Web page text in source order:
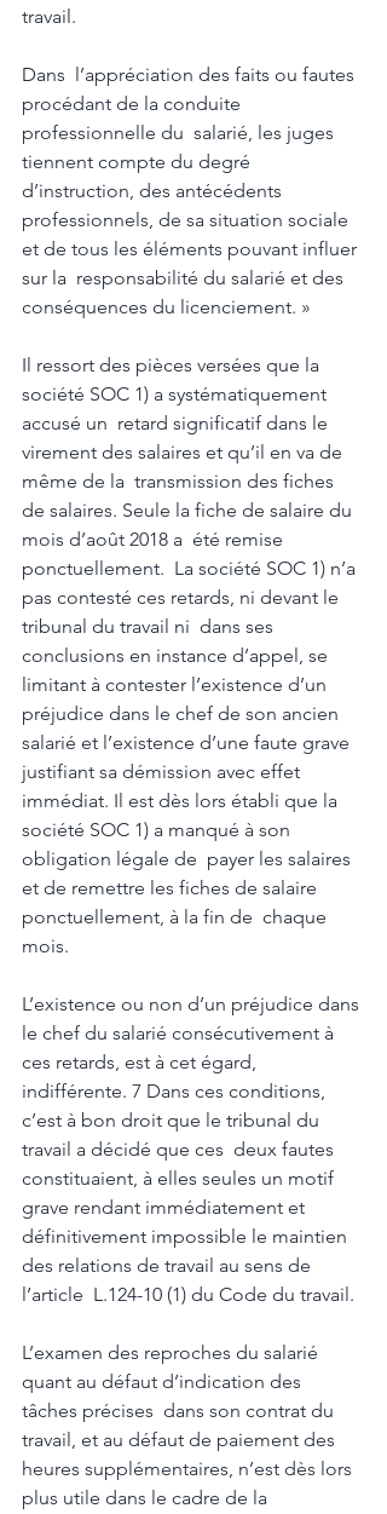
travail.
Dans  l’appréciation des faits ou fautes
procédant de la conduite
professionnelle du  salarié, les juges
tiennent compte du degré
d’instruction, des antécédents
professionnels, de sa situation sociale
et de tous les éléments pouvant influer
sur la  responsabilité du salarié et des
conséquences du licenciement. »
Il ressort des pièces versées que la
société SOC 1) a systématiquement
accusé un  retard significatif dans le
virement des salaires et qu’il en va de
même de la  transmission des fiches
de salaires. Seule la fiche de salaire du
mois d’août 2018 a  été remise
ponctuellement.  La société SOC 1) n’a
pas contesté ces retards, ni devant le
tribunal du travail ni  dans ses
conclusions en instance d’appel, se
limitant à contester l’existence d’un
préjudice dans le chef de son ancien
salarié et l’existence d’une faute grave
justifiant sa démission avec effet
immédiat. Il est dès lors établi que la
société SOC 1) a manqué à son
obligation légale de  payer les salaires
et de remettre les fiches de salaire
ponctuellement, à la fin de  chaque
mois.
L’existence ou non d’un préjudice dans
le chef du salarié consécutivement à
ces retards, est à cet égard,
indifférente. 7 Dans ces conditions,
c’est à bon droit que le tribunal du
travail a décidé que ces  deux fautes
constituaient, à elles seules un motif
grave rendant immédiatement et
définitivement impossible le maintien
des relations de travail au sens de
l’article  L.124-10 (1) du Code du travail.
L’examen des reproches du salarié
quant au défaut d’indication des
tâches précises  dans son contrat du
travail, et au défaut de paiement des
heures supplémentaires, n’est dès lors
plus utile dans le cadre de la